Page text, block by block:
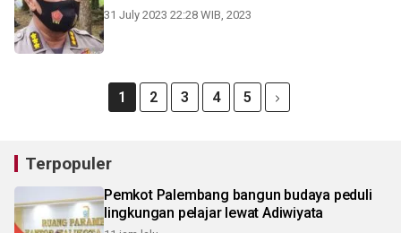
31 July 2023 22:28 WIB, 2023
1 2 3 4 5
Terpopuler
Pemkot Palembang bangun budaya peduli
lingkungan pelajar lewat Adiwiyata